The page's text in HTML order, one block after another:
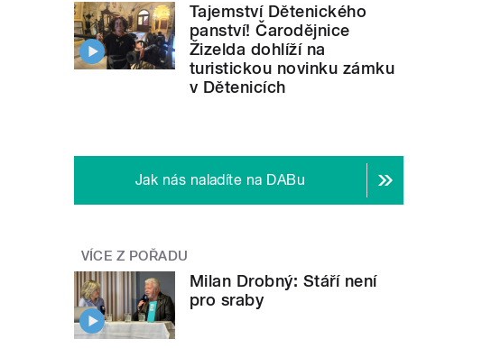
Tajemství Dětenického
panství! Čarodějnice
Žizelda dohlíží na
turistickou novinku zámku
v Dětenicích
Jak nás naladíte na DABu
VÍCE Z POŘADU
Milan Drobný: Stáří není
pro sraby